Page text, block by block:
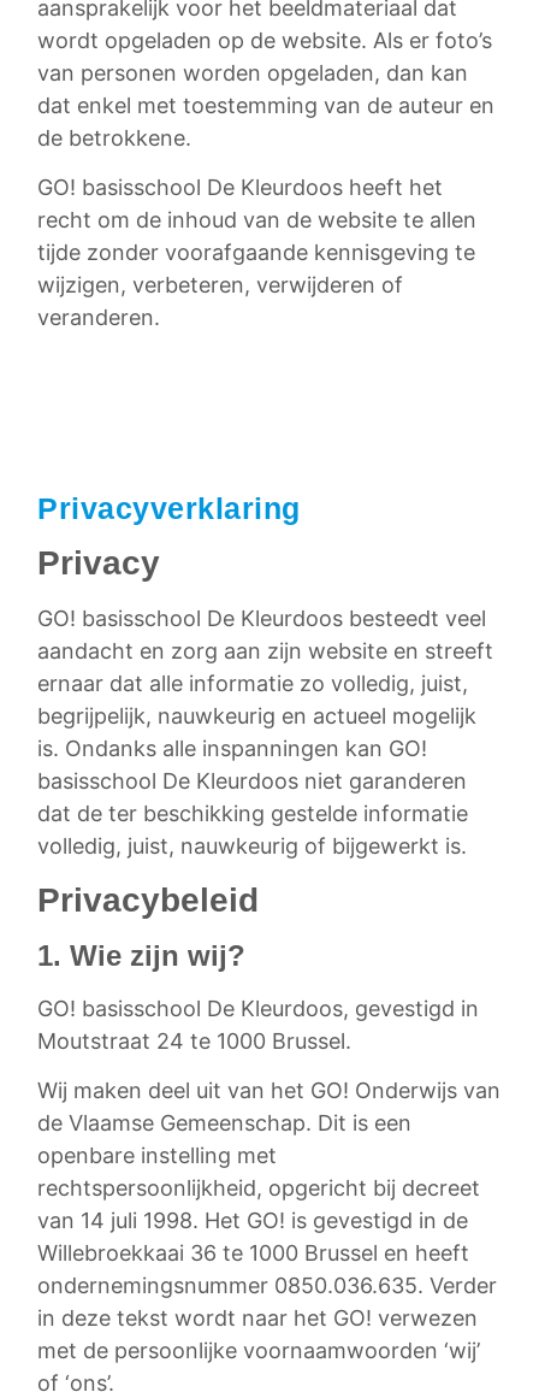
aansprakelijk voor het beeldmateriaal dat
wordt opgeladen op de website. Als er foto’s
van personen worden opgeladen, dan kan
dat enkel met toestemming van de auteur en
de betrokkene.
GO! basisschool De Kleurdoos heeft het
recht om de inhoud van de website te allen
tijde zonder voorafgaande kennisgeving te
wijzigen, verbeteren, verwijderen of
veranderen.
Privacyverklaring
Privacy
GO! basisschool De Kleurdoos besteedt veel
aandacht en zorg aan zijn website en streeft
ernaar dat alle informatie zo volledig, juist,
begrijpelijk, nauwkeurig en actueel mogelijk
is. Ondanks alle inspanningen kan GO!
basisschool De Kleurdoos niet garanderen
dat de ter beschikking gestelde informatie
volledig, juist, nauwkeurig of bijgewerkt is.
Privacybeleid
1. Wie zijn wij?
GO! basisschool De Kleurdoos, gevestigd in
Moutstraat 24 te 1000 Brussel.
Wij maken deel uit van het GO! Onderwijs van
de Vlaamse Gemeenschap. Dit is een
openbare instelling met
rechtspersoonlijkheid, opgericht bij decreet
van 14 juli 1998. Het GO! is gevestigd in de
Willebroekkaai 36 te 1000 Brussel en heeft
ondernemingsnummer 0850.036.635. Verder
in deze tekst wordt naar het GO! verwezen
met de persoonlijke voornaamwoorden ‘wij’
of ‘ons’.